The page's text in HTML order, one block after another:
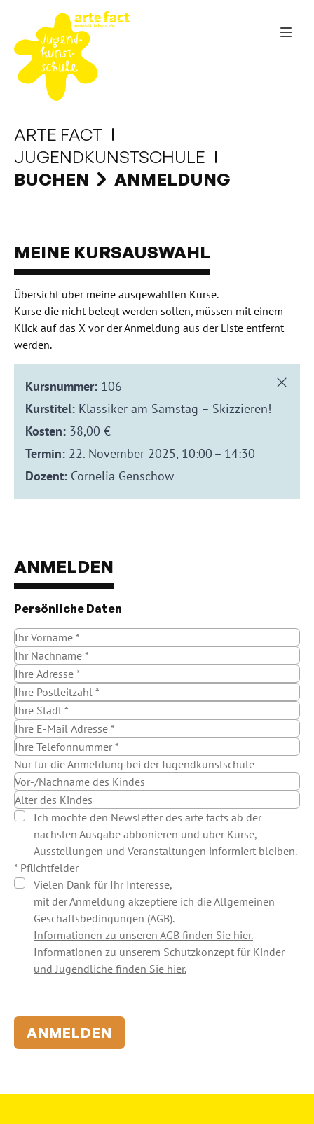
ARTE FACT
JUGENDKUNSTSCHULE
BUCHEN
ANMELDUNG
MEINE KURSAUSWAHL
Übersicht über meine ausgewählten Kurse.
Kurse die nicht belegt werden sollen, müssen mit einem
Klick auf das X vor der Anmeldung aus der Liste entfernt
werden.
Kursnummer: 106
Kurstitel: Klassiker am Samstag – Skizzieren!
Kosten: 38,00 €
Termin: 22. November 2025, 10:00 – 14:30
Dozent: Cornelia Genschow
ANMELDEN
Persönliche Daten
Nur für die Anmeldung bei der Jugendkunstschule
Ich möchte den Newsletter des arte facts ab der
nächsten Ausgabe abbonieren und über Kurse,
Ausstellungen und Veranstaltungen informiert bleiben.
* Pflichtfelder
Vielen Dank für Ihr Interesse,
mit der Anmeldung akzeptiere ich die Allgemeinen
Geschäftsbedingungen (AGB).
Informationen zu unseren AGB finden Sie hier.
Informationen zu unserem Schutzkonzept für Kinder
und Jugendliche finden Sie hier.
ANMELDEN